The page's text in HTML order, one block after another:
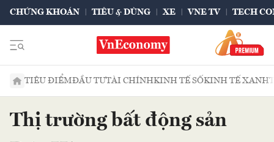
CHỨNG KHOÁN TIÊU & DÙNG XE VNE TV TECH
TIÊU ĐIỂMĐẦU TƯTÀI CHÍNHKINH TẾ SỐKINH TẾ XANH
Thị trường bất động sản